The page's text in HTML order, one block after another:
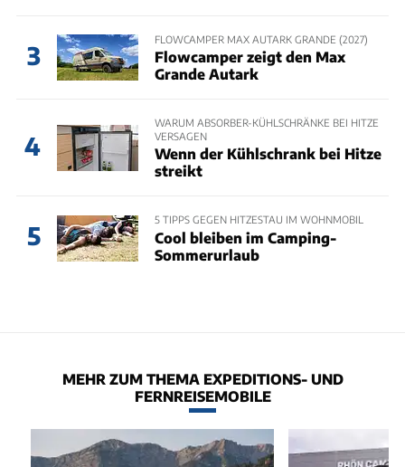
3
FLOWCAMPER MAX AUTARK GRANDE (2027)
Flowcamper zeigt den Max
Grande Autark
4
WARUM ABSORBER-KÜHLSCHRÄNKE BEI HITZE
VERSAGEN
Wenn der Kühlschrank bei Hitze
streikt
5
5 TIPPS GEGEN HITZESTAU IM WOHNMOBIL
Cool bleiben im Camping-
Sommerurlaub
MEHR ZUM THEMA EXPEDITIONS- UND
FERNREISEMOBILE